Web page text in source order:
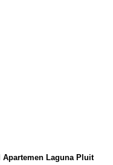
Laguna Pluit